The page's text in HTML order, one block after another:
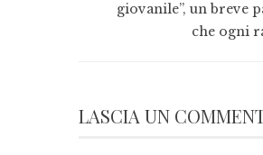
giovanile”, un breve
che ogni
LASCIA UN